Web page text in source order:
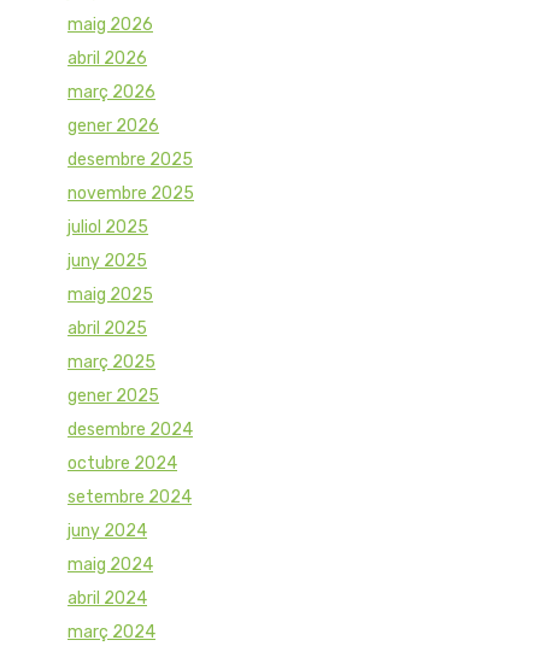
maig 2026
abril 2026
març 2026
gener 2026
desembre 2025
novembre 2025
juliol 2025
juny 2025
maig 2025
abril 2025
març 2025
gener 2025
desembre 2024
octubre 2024
setembre 2024
juny 2024
maig 2024
abril 2024
març 2024